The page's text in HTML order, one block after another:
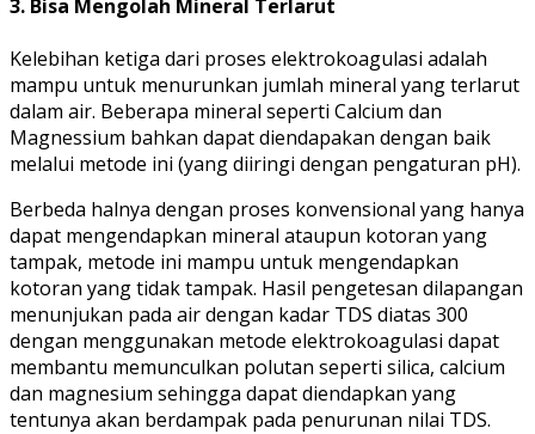
3. Bisa Mengolah Mineral Terlarut
Kelebihan ketiga dari proses elektrokoagulasi adalah
mampu untuk menurunkan jumlah mineral yang terlarut
dalam air. Beberapa mineral seperti Calcium dan
Magnessium bahkan dapat diendapakan dengan baik
melalui metode ini (yang diiringi dengan pengaturan pH).
Berbeda halnya dengan proses konvensional yang hanya
dapat mengendapkan mineral ataupun kotoran yang
tampak, metode ini mampu untuk mengendapkan
kotoran yang tidak tampak. Hasil pengetesan dilapangan
menunjukan pada air dengan kadar TDS diatas 300
dengan menggunakan metode elektrokoagulasi dapat
membantu memunculkan polutan seperti silica, calcium
dan magnesium sehingga dapat diendapkan yang
tentunya akan berdampak pada penurunan nilai TDS.